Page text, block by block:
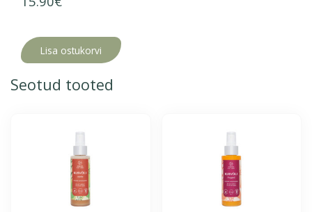
Lisa ostukorvi
Seotud tooted